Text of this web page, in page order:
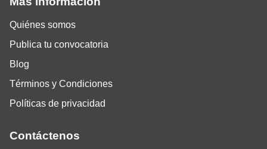
Quiénes somos
Publica tu convocatoria
Blog
Términos y Condiciones
Políticas de privacidad
Contáctenos